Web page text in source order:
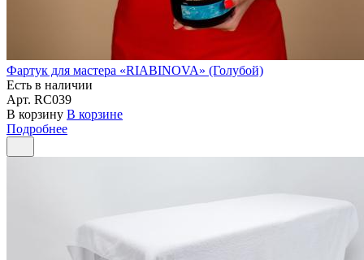
Фартук для мастера «RIABINOVA» (Голубой)
Есть в наличии
Арт. RC039
В корзину В корзине
Подробнее